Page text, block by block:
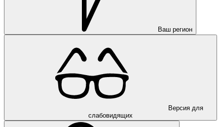
Ваш регион
Версия для
слабовидящих